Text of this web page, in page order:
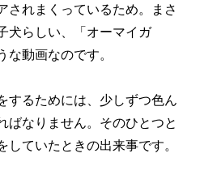
されまくっているため。まさ
犬らしい、「オーマイガ
動画なのです。
するためには、少しずつ色ん
ばなりません。そのひとつと
していたときの出来事です。